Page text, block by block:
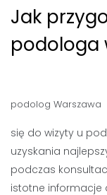
Jak
podologa
podolog Warszawa
się do wizyty u
uzyskania
podczas
istotne informacje